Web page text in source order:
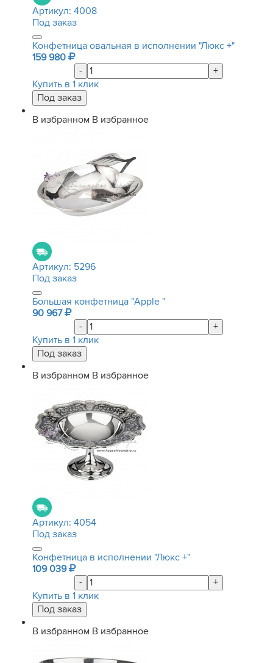
Артикул: 4008
Под заказ
Конфетница овальная в исполнении "Люкс +"
159 980
-
+
Купить в 1 клик
В избранном В избранное
Артикул: 5296
Под заказ
Большая конфетница "Apple "
90 967
-
+
Купить в 1 клик
В избранном В избранное
Артикул: 4054
Под заказ
Конфетница в исполнении "Люкс +"
109 039
-
+
Купить в 1 клик
В избранном В избранное